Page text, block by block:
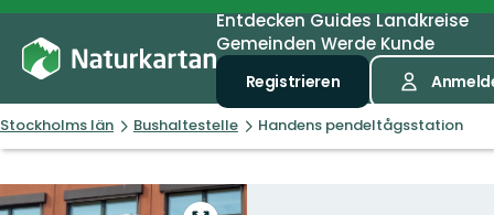
EntdeckenGuidesLandkreise
Gemeinden Werde Kunde
Registrieren
Stockholms län Bushaltestelle Handens pendeltågsstation